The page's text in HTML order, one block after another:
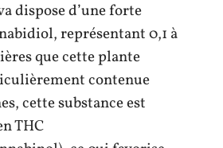
dispose d’une forte
représentant 0,1 à
que cette plante
contenue
cette substance est
THC